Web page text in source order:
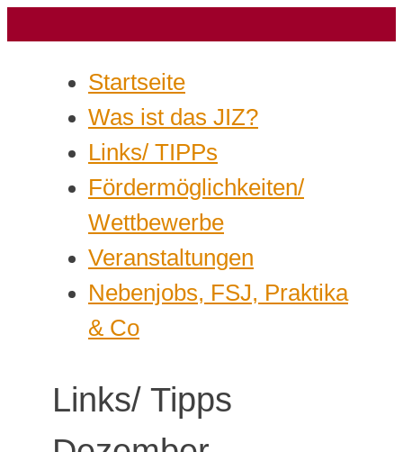
Startseite
Was ist das JIZ?
Links/ TIPPs
Fördermöglichkeiten/
Wettbewerbe
Veranstaltungen
Nebenjobs, FSJ, Praktika
& Co
Links/ Tipps